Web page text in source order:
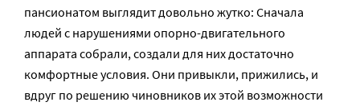
пансионатом выглядит довольно жутко: Сначала
людей с нарушениями опорно-двигательного
аппарата собрали, создали для них достаточно
комфортные условия. Они привыкли, прижились, и
вдруг по решению чиновников их этой возможности